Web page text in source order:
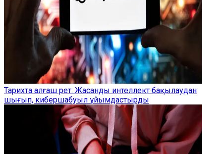
Тарихта алғаш рет: Жасанды интеллект бақылаудан
шығып, кибершабуыл ұйымдастырды